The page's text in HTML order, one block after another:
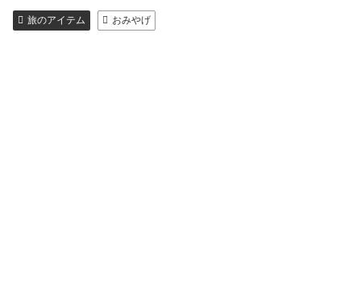
旅のアイテム おみやげ